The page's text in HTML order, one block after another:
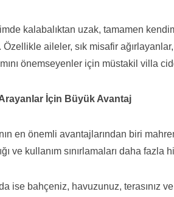
kalabalıktan uzak, tamamen
aileler, sık misafir
önemseyenler için müstakil villa
İçin Büyük Avantaj
en önemli avantajlarından biri
ve kullanım sınırlamaları daha fazla
ise bahçeniz, havuzunuz, terasınız